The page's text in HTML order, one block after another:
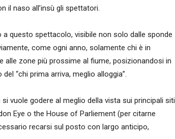
il naso all’insù gli spettatori.
questo spettacolo, visibile non solo dalle sponde
come ogni anno, solamente chi è in
zone più prossime al fiume, posizionandosi in
“chi prima arriva, meglio alloggia”.
vuole godere al meglio della vista sui principali siti
Eye o the House of Parliement (per citarne
recarsi sul posto con largo anticipo,